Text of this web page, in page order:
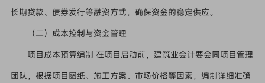
长期贷款、债券发行等融资方式，确保资金的稳定供应。
（二）成本控制与资金管理
项目成本预算编制 在项目启动前，建筑业会计要会同项目管理
团队，根据项目图纸、施工方案、市场价格等因素，编制详细准确